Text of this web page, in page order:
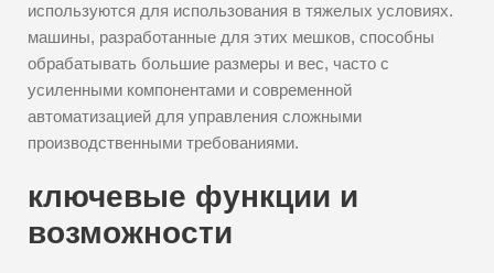
используются для использования в тяжелых условиях.
машины, разработанные для этих мешков, способны
обрабатывать большие размеры и вес, часто с
усиленными компонентами и современной
автоматизацией для управления сложными
производственными требованиями.
ключевые функции и
возможности